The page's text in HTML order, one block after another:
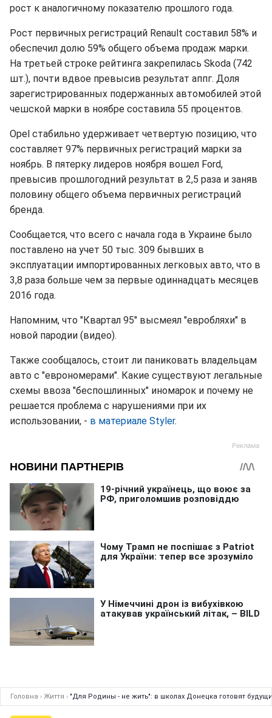
рост к аналогичному показателю прошлого года.
Рост первичных регистраций Renault составил 58% и
обеспечил долю 59% общего объема продаж марки.
На третьей строке рейтинга закрепилась Skoda (742
шт.), почти вдвое превысив результат аппг. Доля
зарегистрированных подержанных автомобилей этой
чешской марки в ноябре составила 55 процентов.
Opel стабильно удерживает четвертую позицию, что
составляет 97% первичных регистраций марки за
ноябрь. В пятерку лидеров ноября вошел Ford,
превысив прошлогодний результат в 2,5 раза и заняв
половину общего объема первичных регистраций
бренда.
Сообщается, что всего с начала года в Украине было
поставлено на учет 50 тыс. 309 бывших в
эксплуатации импортированных легковых авто, что в
3,8 раза больше чем за первые одиннадцать месяцев
2016 года.
Напомним, что "Квартал 95" высмеял "евробляхи" в
новой пародии (видео).
Также сообщалось, стоит ли паниковать владельцам
авто с "еврономерами". Какие существуют легальные
схемы ввоза "беспошлинных" иномарок и почему не
решается проблема с нарушениями при их
использовании, - в материале Styler.
Головна › Життя › "Для Родины - не жить": в школах Донецка готовят